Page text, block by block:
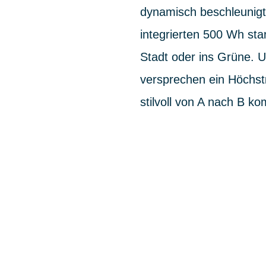
dynamisch
integrierten 500 Wh
Stadt oder ins Grüne.
versprechen ein
stilvoll von A nach B